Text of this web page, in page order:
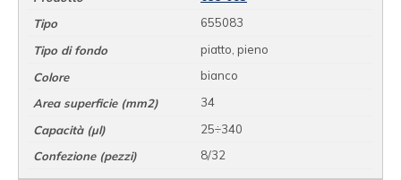
655083
piatto, pieno
bianco
34
25÷340
8/32